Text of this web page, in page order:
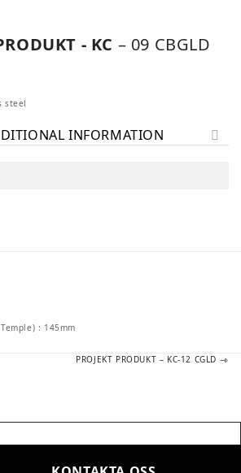
- KC – 09 CBGLD
steel
INFORMATION
: 145mm
Next
PROJEKT PRODUKT – KC-12 CGLD